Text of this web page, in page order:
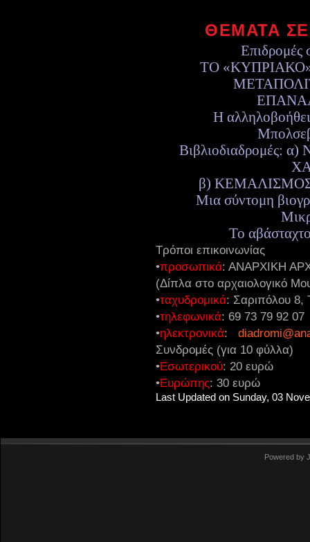
ΘΕΜΑΤΑ
Επιδρομές
ΤΟ
Η
Βιβλιοδιαδρομές:
β)
Μια σύντομη
Το
Τρόποι επικοινωνίας
•προσωπικά: ΑΝΑΡΧΙΚΗ
(Δίπλα στο αρχαιολογικό
•ταχυδρομικά: Σαριπόλου 8,
•τηλεφωνικά: 69 73 79 92 07
•ηλεκτρονικά:
Συνδρομές (για 10 φύλλα)
•Εσωτερικού: 20 ευρώ
•Ευρώπης: 30 ευρώ
Last Updated on Sunday, 03
Powered by